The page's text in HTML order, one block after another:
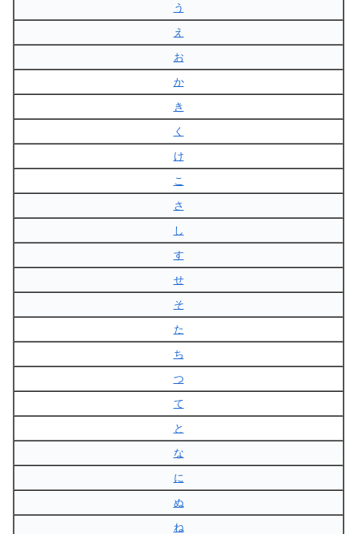
う
え
お
か
き
く
け
こ
さ
し
す
せ
そ
た
ち
つ
て
と
な
に
ぬ
ね